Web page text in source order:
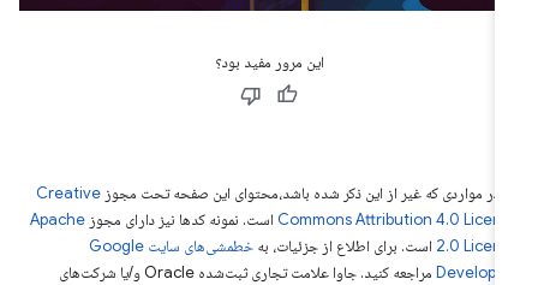
این مرور مفید بود؟
در مواردی که غیر از این ذکر شده باشد،‌محتوای این صفحه تحت مجوزCreative
Commons Attribution 4.0است. نمونه کدها نیز دارای مجوزApache
2.0است. برای اطلاع از جزئیات، به
خطمشی‌های سایت Google
مراجعه کنید. جاوا علامت تجاری ثبت‌شده Oracle و/یا شرکت‌های